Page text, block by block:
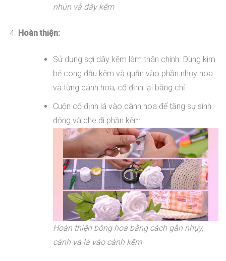
nhún và dây kẽm
Hoàn thiện:
Sử dụng sợi dây kẽm làm thân chính. Dùng kìm
bẻ cong đầu kẽm và quấn vào phần nhụy hoa
và từng cánh hoa, cố định lại bằng chỉ.
Cuộn cố định lá vào cành hoa để tăng sự sinh
động và che đi phần kẽm.
Hoàn thiện bông hoa bằng cách gắn nhụy,
cánh và lá vào cành kẽm